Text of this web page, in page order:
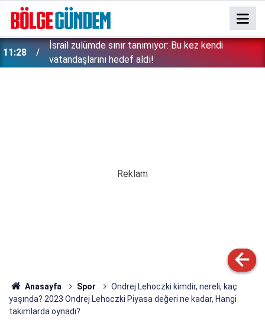
11:28
İsrail zulümde sınır tanımıyor: Bu kez kendi
vatandaşlarını hedef aldı!
Anasayfa Spor
Ondrej Lehoczki kimdir, nereli, kaç
yaşında? 2023 Ondrej Lehoczki Piyasa değeri ne kadar, Hangi
takımlarda oynadı?